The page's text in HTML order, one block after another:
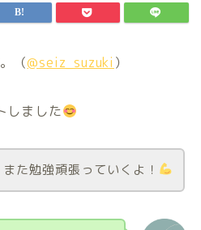
（@seiz_suzuki ）
しました
た勉強頑張っていくよ！